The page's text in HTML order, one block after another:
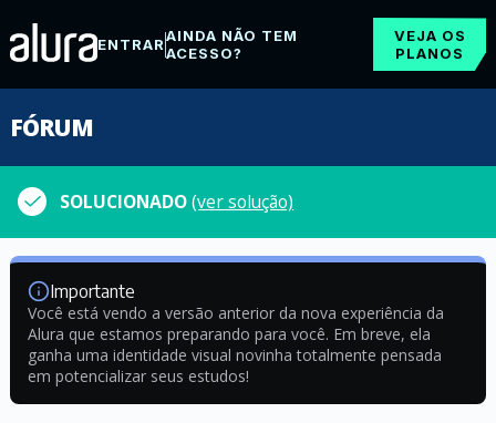
ENTRARAINDA NÃO TEM
ACESSO?
VEJA OS
PLANOS
FÓRUM
SOLUCIONADO(ver solução)
Importante
Você está vendo a versão anterior da nova experiência da
Alura que estamos preparando para você. Em breve, ela
ganha uma identidade visual novinha totalmente pensada
em potencializar seus estudos!